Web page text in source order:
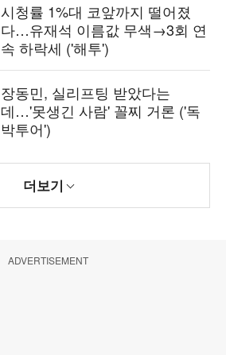
시청률 1%대 코앞까지 떨어졌
다…유재석 이름값 무색→3회 연
속 하락세 ('해투')
장동민, 실리프팅 받았다는
데…'못생긴 사람' 꼴찌 거론 ('독
박투어')
더보기
ADVERTISEMENT